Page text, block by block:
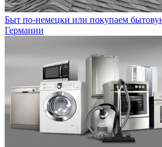
Быт по-немецки или покупаем
Германии